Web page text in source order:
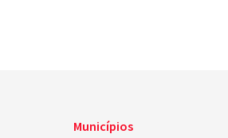
Municípios